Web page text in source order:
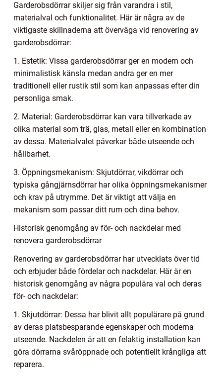
Garderobsdörrar skiljer sig från varandra i stil,
materialval och funktionalitet. Här är några av de
viktigaste skillnaderna att överväga vid renovering av
garderobsdörrar:
1. Estetik: Vissa garderobsdörrar ger en modern och
minimalistisk känsla medan andra ger en mer
traditionell eller rustik stil som kan anpassas efter din
personliga smak.
2. Material: Garderobsdörrar kan vara tillverkade av
olika material som trä, glas, metall eller en kombination
av dessa. Materialvalet påverkar både utseende och
hållbarhet.
3. Öppningsmekanism: Skjutdörrar, vikdörrar och
typiska gångjärnsdörrar har olika öppningsmekanismer
och krav på utrymme. Det är viktigt att välja en
mekanism som passar ditt rum och dina behov.
Historisk genomgång av för- och nackdelar med
renovera garderobsdörrar
Renovering av garderobsdörrar har utvecklats över tid
och erbjuder både fördelar och nackdelar. Här är en
historisk genomgång av några populära val och deras
för- och nackdelar:
1. Skjutdörrar: Dessa har blivit allt populärare på grund
av deras platsbesparande egenskaper och moderna
utseende. Nackdelen är att en felaktig installation kan
göra dörrarna svåröppnade och potentiellt krångliga att
reparera.